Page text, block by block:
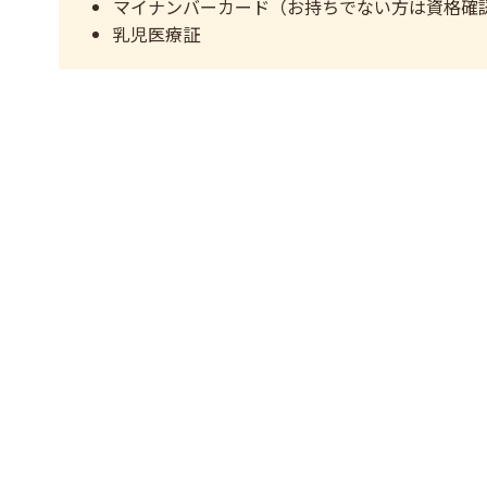
マイナンバーカード（お持ちでない方は資格確
乳児医療証